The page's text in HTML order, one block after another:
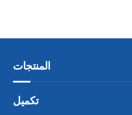
المنتجات
تكميل